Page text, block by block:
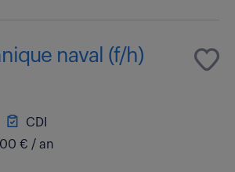
naval (f/h)
CDI
€ / an